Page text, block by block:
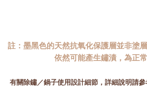
註：墨黑色的天然抗氧化保護層並非塗
依然可能產生鏽漬，為正
有關除鏽／鍋子使用設計細節，詳細說明請